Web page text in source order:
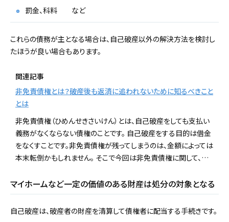
罰金、科料 など
これらの債務が主となる場合は、自己破産以外の解決方法を検討し
たほうが良い場合もあります。
関連記事
非免責債権とは？破産後も返済に追われないために知るべきこと
とは
非免責債権（ひめんせきさいけん）とは、自己破産をしても支払い
義務がなくならない債権のことです。 自己破産をする目的は借金
をなくすことです。非免責債権が残ってしまうのは、金額によっては
本末転倒かもしれません。 そこで今回は非免責債権に関して、…
マイホームなど一定の価値のある財産は処分の対象となる
自己破産は、破産者の財産を清算して債権者に配当する手続きです。